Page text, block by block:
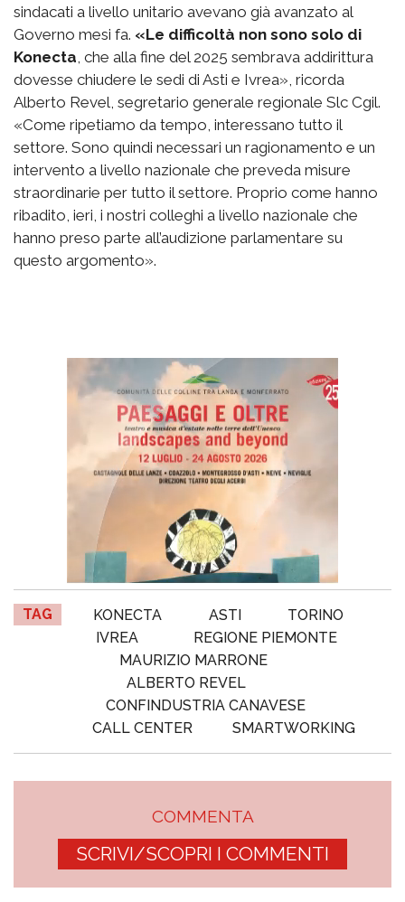
sindacati a livello unitario avevano già avanzato al
Governo mesi fa. «Le difficoltà non sono solo di
Konecta, che alla fine del 2025 sembrava addirittura
dovesse chiudere le sedi di Asti e Ivrea», ricorda
Alberto Revel, segretario generale regionale Slc Cgil.
«Come ripetiamo da tempo, interessano tutto il
settore. Sono quindi necessari un ragionamento e un
intervento a livello nazionale che preveda misure
straordinarie per tutto il settore. Proprio come hanno
ribadito, ieri, i nostri colleghi a livello nazionale che
hanno preso parte all’audizione parlamentare su
questo argomento».
TAG KONECTA ASTI
TORINO
IVREA
REGIONE PIEMONTE
MAURIZIO MARRONE
ALBERTO REVEL
CONFINDUSTRIA CANAVESE
CALL CENTER
SMARTWORKING
COMMENTA
SCRIVI/SCOPRI I COMMENTI